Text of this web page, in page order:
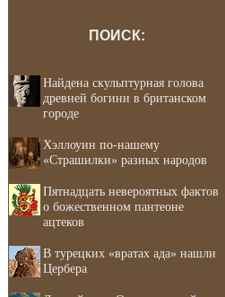
ПОИСК:
Найдена скульптурная голова
древней богини в британском
городе
Хэллоуин по-нашему
«Страшилки» разных народов
Пятнадцать невероятных фактов
о божественном пантеоне
ацтеков
В турецких «вратах ада» нашли
Цербера